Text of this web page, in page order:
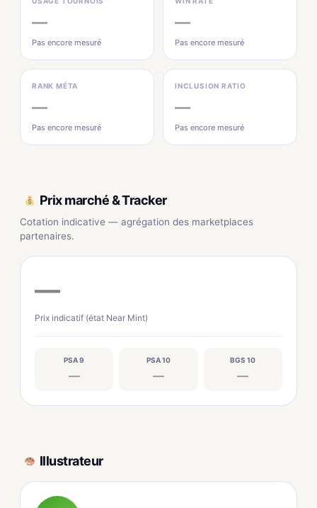
—
Pas encore mesuré
—
Pas encore mesuré
RANK MÉTA
—
Pas encore mesuré
INCLUSION RATIO
—
Pas encore mesuré
Prix marché & Tracker
Cotation indicative — agrégation des marketplaces
partenaires.
—
Prix indicatif (état Near Mint)
PSA 9
—
PSA 10
—
BGS 10
—
Illustrateur